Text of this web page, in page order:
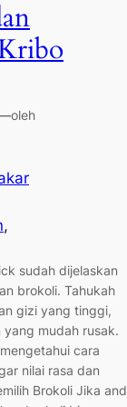
oleh
sudah dijelaskan
brokoli. Tahukah
gizi yang tinggi,
mudah rusak.
cara
nilai rasa dan
Brokoli Jika